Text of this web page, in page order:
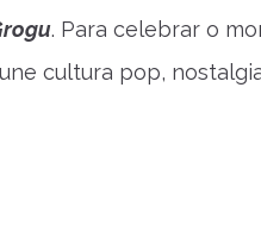
. Para celebrar o
cultura pop,